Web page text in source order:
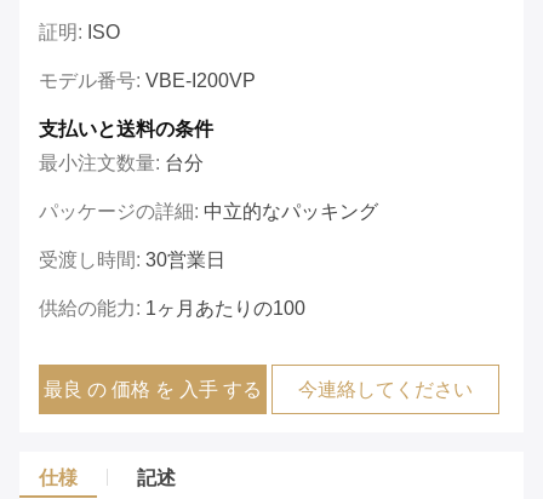
証明: ISO
モデル番号: VBE-I200VP
支払いと送料の条件
最小注文数量: 台分
パッケージの詳細: 中立的なパッキング
受渡し時間: 30営業日
供給の能力: 1ヶ月あたりの100
最良 の 価格 を 入手 する 今連絡してください
仕様 記述